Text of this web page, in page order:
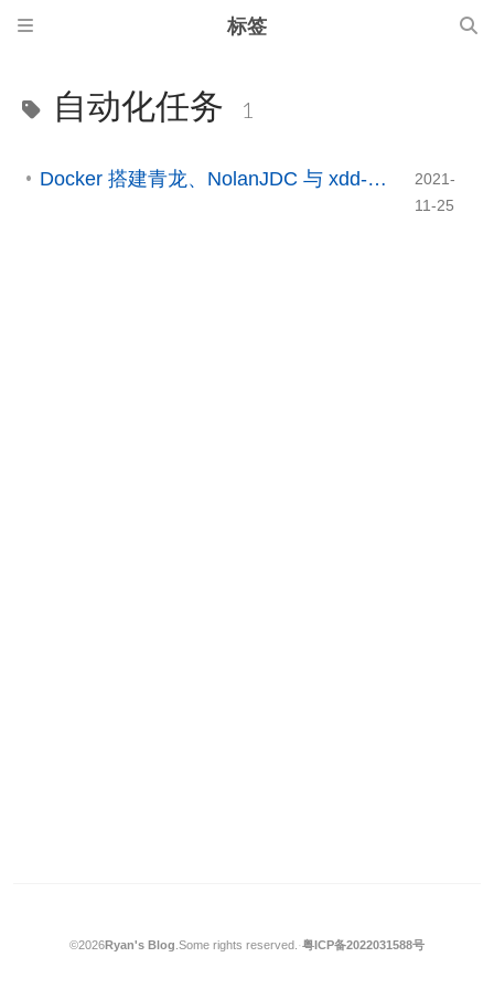
标签
自动化任务 1
Docker 搭建青龙、NolanJDC 与 xdd-plus 自动化环境
2021-
11-25
©2026Ryan's Blog Some rights reserved. ·粤ICP备2022031588号